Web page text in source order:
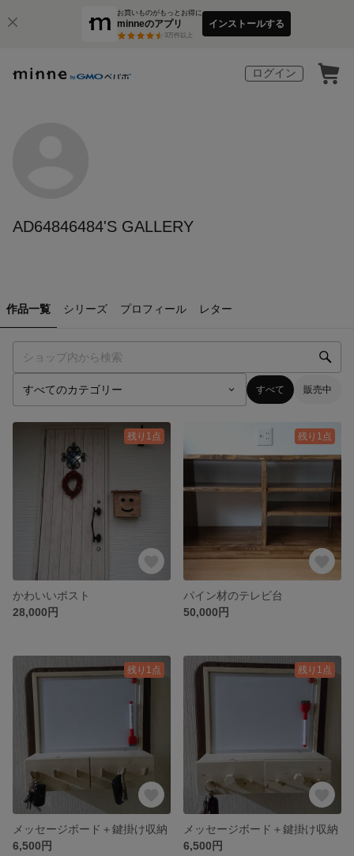
お買いものがもっとお得に
minneのアプリ
3万件以上
インストールする
ログイン
AD64846484'S GALLERY
作品一覧 シリーズ プロフィール レター
すべて 販売中
残り1点
かわいいポスト
28,000円
残り1点
パイン材のテレビ台
50,000円
残り1点
メッセージボード＋鍵掛け収納
6,500円
残り1点
メッセージボード＋鍵掛け収納
6,500円